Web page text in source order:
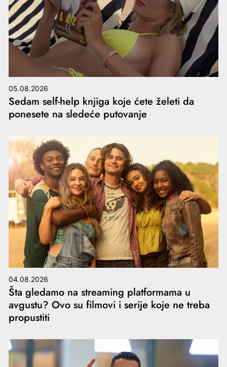
05.08.2026
Sedam self-help knjiga koje ćete želeti da
ponesete na sledeće putovanje
04.08.2026
Šta gledamo na streaming platformama u
avgustu? Ovo su filmovi i serije koje ne treba
propustiti